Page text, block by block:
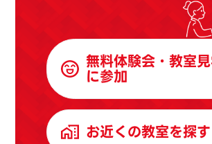
無料体験会・教室
に参加
お近くの教室を探す